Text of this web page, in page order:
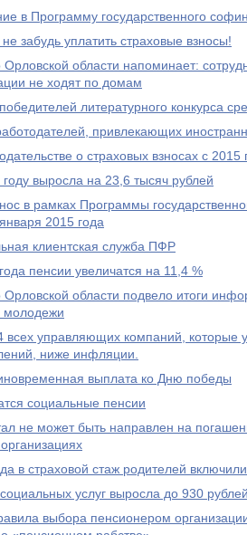
в Программу государственного
забудь уплатить страховые взносы!
области напоминает:
не ходят по домам
литературного конкурса
привлекающих
о страховых взносах с 2015
выросла на 23,6 тысяч рублей
в рамках Программы
2015 года
клиентская служба ПФР
пенсии увеличатся на 11,4 %
области подвело итоги
молодежи
всех управляющих компаний, которые
ниже инфляции.
выплата ко Дню победы
социальные пенсии
не может быть направлен на
в страховой стаж родителей
услуг выросла до 930 рублей
выбора пенсионером